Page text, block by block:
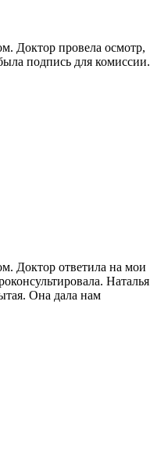
Доктор провела осмотр,
подпись для комиссии.
Доктор ответила на мои
Наталья
Она дала нам